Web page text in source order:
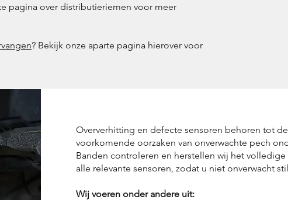
pagina over distributieriemen voor meer
? Bekijk onze aparte pagina hierover voor
Oververhitting en defecte sensoren behoren tot
voorkomende oorzaken van onverwachte pech
Banden controleren en herstellen wij het volledige
alle relevante sensoren, zodat u niet onverwacht
Wij voeren onder andere uit: